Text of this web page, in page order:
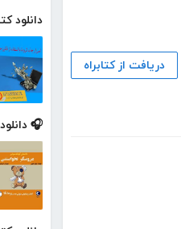
دانلود
🎧
دریافت از کتابراه